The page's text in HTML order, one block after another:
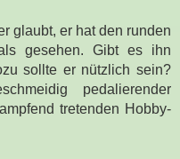
glaubt, er hat den runden
gesehen. Gibt es ihn
sollte er nützlich sein?
pedalierender
tretenden Hobby-